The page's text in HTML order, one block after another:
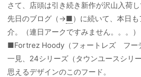
さて、店頭は引き続き新作が沢山入荷し
先日のブログ（→■）に続いて、本日
介。（連日アークですみません。。。）
■Fortrez Hoody（フォートレズ フー
一見、24シリーズ（タウンユースシリ
思えるデザインのこのフード。